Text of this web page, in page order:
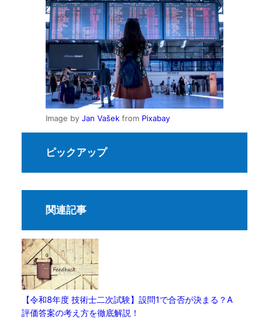
Image by Jan Vašekfrom Pixabay
ピックアップ
関連記事
【令和8年度 技術士二次試験】設問1で合否が決まる？A
評価答案の考え方を徹底解説！